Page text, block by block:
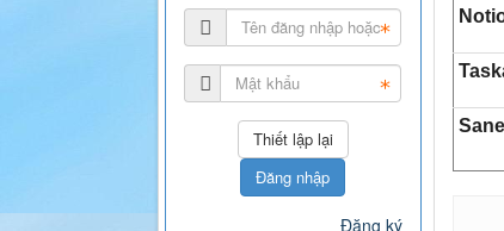
Đăng nhập
Đăng ký